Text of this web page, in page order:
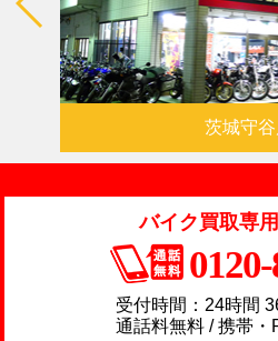
茨城守
バイク買取専
受付時間：24時間
通話料無料 / 携帯・